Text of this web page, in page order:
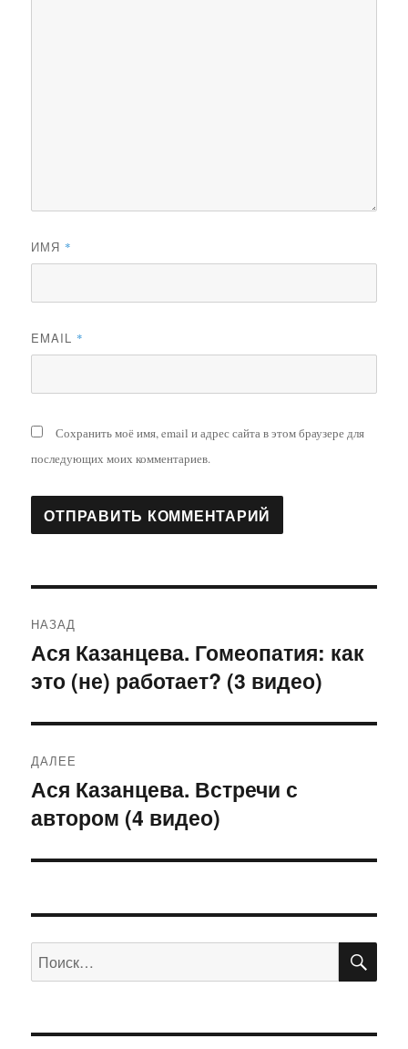
ИМЯ *
EMAIL *
Сохранить моё имя, email и адрес сайта в этом браузере для
последующих моих комментариев.
по
записям
НАЗАД
Предыдущая
запись:
Ася Казанцева. Гомеопатия: как
это (не) работает? (3 видео)
ДАЛЕЕ
Следующая
запись:
Ася Казанцева. Встречи с
автором (4 видео)
Искать: